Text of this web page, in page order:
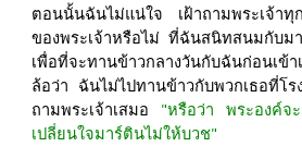
ตอนนั้นฉันไม่แน่ใจ เฝ้าถามพระเจ้า
ของพระเจ้าหรือไม่ ที่ฉันสนิทสนมกับม
เพื่อที่จะทานข้าวกลางวันกับฉันก่อนเข้
ล้อว่า ฉันไม่ไปทานข้าวกับพวกเธอที่โ
ถามพระเจ้าเสมอ "หรือว่า พระองค์จ
เปลี่ยนใจมาร์ตินไม่ให้บวช"